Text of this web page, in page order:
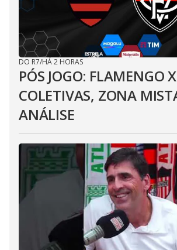
DO R7/HÁ 2 HORAS
PÓS JOGO: FLAMENGO
COLETIVAS, ZONA
ANÁLISE